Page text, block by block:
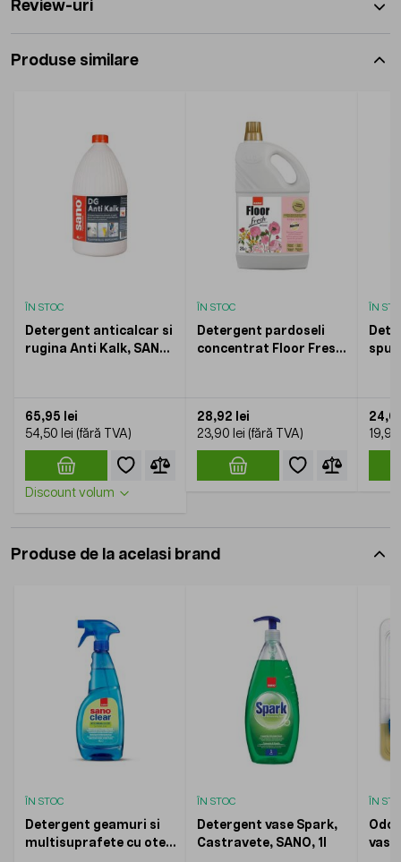
Review-uri
Produse similare
ÎN STOC
Detergent anticalcar si
rugina Anti Kalk, SANO,
65,95 lei
54,50 lei
Discount volum
ÎN STOC
Detergent pardoseli
concentrat Floor Fresh
28,92 lei
23,90 lei
ÎN
Produse de la acelasi brand
ÎN STOC
Detergent geamuri si
multisuprafete cu otet,
ÎN STOC
Detergent vase Spark,
Castravete, SANO, 1l
ÎN